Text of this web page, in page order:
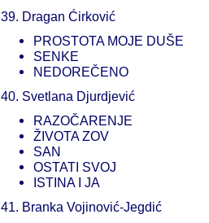
39. Dragan Ćirković
PROSTOTA MOJE DUŠE
SENKE
NEDOREČENO
40. Svetlana Djurdjević
RAZOČARENJE
ŽIVOTA ZOV
SAN
OSTATI SVOJ
ISTINA I JA
41. Branka Vojinović-Jegdić